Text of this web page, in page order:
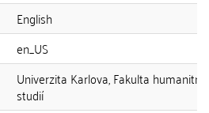
English
en_US
Univerzita Karlova, Fakulta
studií